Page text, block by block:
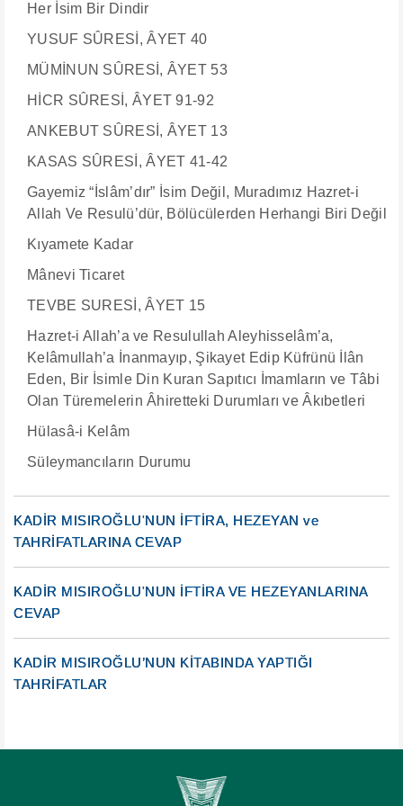
Her İsim Bir Dindir
YUSUF SÛRESİ, ÂYET 40
MÜMİNUN SÛRESİ, ÂYET 53
HİCR SÛRESİ, ÂYET 91-92
ANKEBUT SÛRESİ, ÂYET 13
​​​​​​​KASAS SÛRESİ, ÂYET 41-42
Gayemiz “İslâm’dır” İsim Değil, Muradımız Hazret-i
Allah Ve Resulü’dür, Bölücülerden Herhangi Biri Değil
Kıyamete Kadar
Mânevi Ticaret
TEVBE SURESİ, ÂYET 15
Hazret-i Allah’a ve Resulullah Aleyhisselâm’a,
Kelâmullah’a İnanmayıp, Şikayet Edip Küfrünü İlân
Eden, Bir İsimle Din Kuran Sapıtıcı İmamların ve Tâbi
Olan Türemelerin Âhiretteki Durumları ve Âkıbetleri
Hülasâ-i Kelâm
Süleymancıların Durumu
KADİR MISIROĞLU'NUN İFTİRA, HEZEYAN ve
TAHRİFATLARINA CEVAP
KADİR MISIROĞLU'NUN İFTİRA VE HEZEYANLARINA
CEVAP
KADİR MISIROĞLU’NUN KİTABINDA YAPTIĞI
TAHRİFATLAR